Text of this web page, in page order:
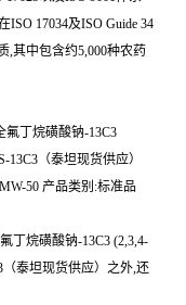
17034及ISO Guide 34
,其中包含约5,000种农药
氟丁烷磺酸钠-13C3
13C3（泰坦现货供应）
50 产品类别:标准品
丁烷磺酸钠-13C3 (2,3,4-
（泰坦现货供应）之外,还